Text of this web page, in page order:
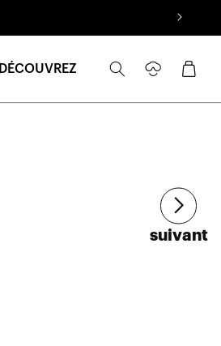
DÉCOUVREZ
connecter
Panier
Article
suivant